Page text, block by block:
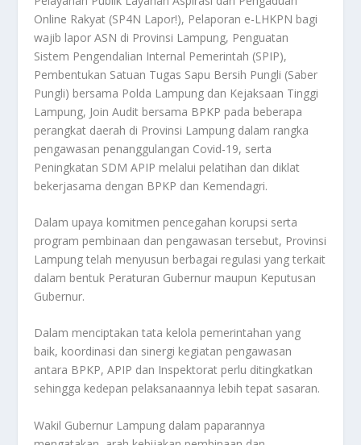
Online Rakyat (SP4N Lapor!), Pelaporan e-LHKPN bagi
wajib lapor ASN di Provinsi Lampung, Penguatan
Sistem Pengendalian Internal Pemerintah (SPIP),
Pembentukan Satuan Tugas Sapu Bersih Pungli (Saber
Pungli) bersama Polda Lampung dan Kejaksaan Tinggi
Lampung, Join Audit bersama BPKP pada beberapa
perangkat daerah di Provinsi Lampung dalam rangka
pengawasan penanggulangan Covid-19, serta
Peningkatan SDM APIP melalui pelatihan dan diklat
bekerjasama dengan BPKP dan Kemendagri.
Dalam upaya komitmen pencegahan korupsi serta
program pembinaan dan pengawasan tersebut, Provinsi
Lampung telah menyusun berbagai regulasi yang terkait
dalam bentuk Peraturan Gubernur maupun Keputusan
Gubernur.
Dalam menciptakan tata kelola pemerintahan yang
baik, koordinasi dan sinergi kegiatan pengawasan
antara BPKP, APIP dan Inspektorat perlu ditingkatkan
sehingga kedepan pelaksanaannya lebih tepat sasaran.
Wakil Gubernur Lampung dalam paparannya